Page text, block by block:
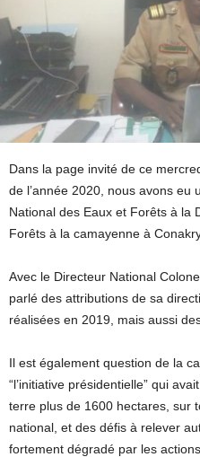
Dans la page invité de ce
de l’année 2020, nous avons eu
National des Eaux et Forêts à la
Forêts à la camayenne à
Avec le Directeur National
parlé des attributions de sa
réalisées en 2019, mais aussi
Il est également question de la
“l’initiative présidentielle” qui
terre plus de 1600 hectares, sur
national, et des défis à relever
fortement dégradé par les